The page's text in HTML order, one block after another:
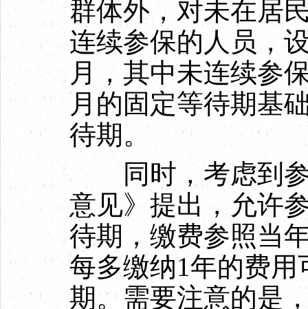
群体外，对未在居
连续参保的人员，
月，其中未连续参
月的固定等待期基
待期。
同时，考虑到参
意见》提出，允许
待期，缴费参照当
每多缴纳1年的费
期。需要注意的是